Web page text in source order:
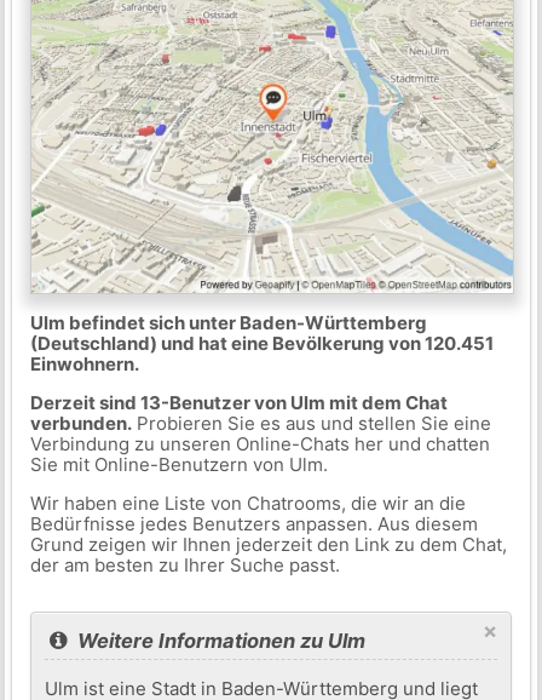
Ulm befindet sich unter Baden-Württemberg
(Deutschland) und hat eine Bevölkerung von 120.451
Einwohnern.
Derzeit sind 13-Benutzer von Ulm mit dem Chat
verbunden.Probieren Sie es aus und stellen Sie eine
Verbindung zu unseren Online-Chats her und chatten
Sie mit Online-Benutzern von Ulm.
Wir haben eine Liste von Chatrooms, die wir an die
Bedürfnisse jedes Benutzers anpassen. Aus diesem
Grund zeigen wir Ihnen jederzeit den Link zu dem Chat,
der am besten zu Ihrer Suche passt.
×
Weitere Informationen zu Ulm
Ulm ist eine Stadt in Baden-Württemberg und liegt